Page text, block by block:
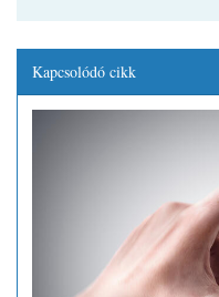
Kapcsolódó cikk